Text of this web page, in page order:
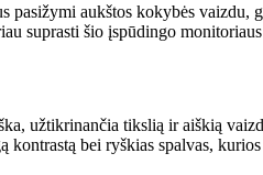
aukštos kokybės vaizdu,
suprasti šio įspūdingo
užtikrinančia tikslią ir aiškią
bei ryškias spalvas,